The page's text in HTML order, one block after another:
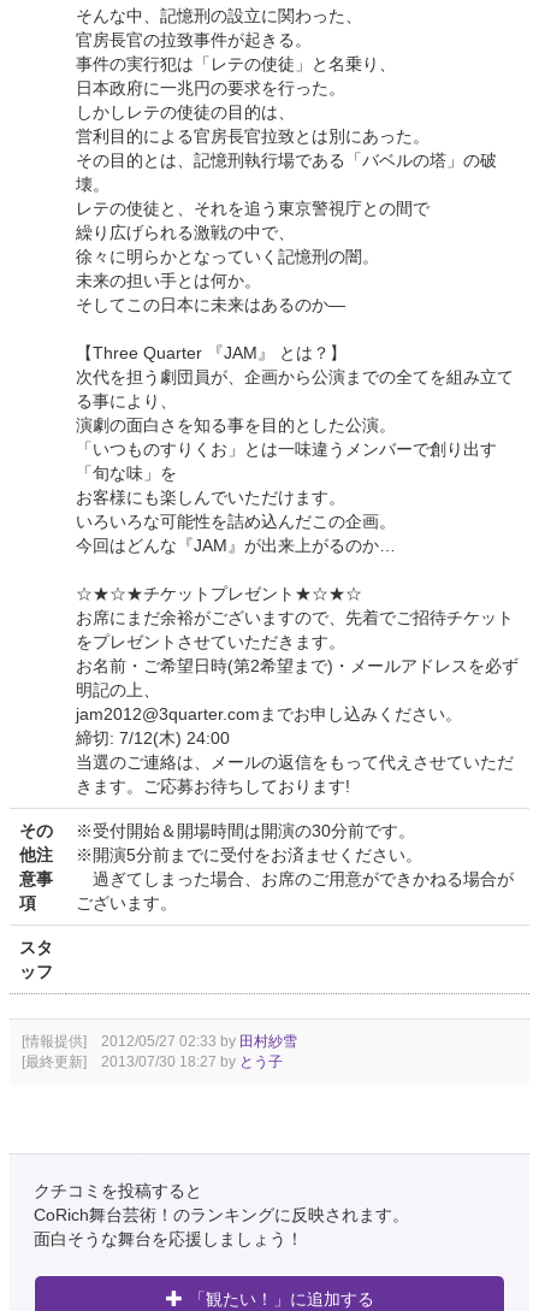
そんな中、記憶刑の設立に関わった、
官房長官の拉致事件が起きる。
事件の実行犯は「レテの使徒」と名乗り、
日本政府に一兆円の要求を行った。
しかしレテの使徒の目的は、
営利目的による官房長官拉致とは別にあった。
その目的とは、記憶刑執行場である「バベルの塔」の破
壊。
レテの使徒と、それを追う東京警視庁との間で
繰り広げられる激戦の中で、
徐々に明らかとなっていく記憶刑の闇。
未来の担い手とは何か。
そしてこの日本に未来はあるのか―
【Three Quarter 『JAM』 とは？】
次代を担う劇団員が、企画から公演までの全てを組み立て
る事により、
演劇の面白さを知る事を目的とした公演。
「いつものすりくお」とは一味違うメンバーで創り出す
「旬な味」を
お客様にも楽しんでいただけます。
いろいろな可能性を詰め込んだこの企画。
今回はどんな『JAM』が出来上がるのか…
☆★☆★チケットプレゼント★☆★☆
お席にまだ余裕がございますので、先着でご招待チケット
をプレゼントさせていただきます。
お名前・ご希望日時(第2希望まで)・メールアドレスを必ず
明記の上、
jam2012@3quarter.comまでお申し込みください。
締切: 7/12(木) 24:00
当選のご連絡は、メールの返信をもって代えさせていただ
きます。ご応募お待ちしております!
その
他注
意事
項
※受付開始＆開場時間は開演の30分前です。
※開演5分前までに受付をお済ませください。
過ぎてしまった場合、お席のご用意ができかねる場合が
ございます。
スタ
ッフ
[情報提供] 2012/05/27 02:33 by 田村紗雪
[最終更新] 2013/07/30 18:27 by とう子
クチコミを投稿すると
CoRich舞台芸術！のランキングに反映されます。
面白そうな舞台を応援しましょう！
「観たい！」に追加する